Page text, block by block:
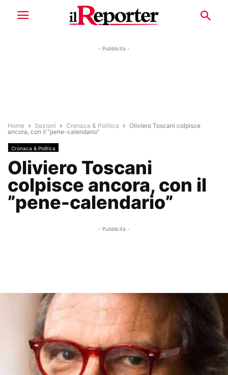
- Pubblicità -
Home Sezioni Cronaca & Politica
Oliviero Toscani colpisce
ancora, con il ”pene-calendario”
Cronaca & Politica
Oliviero Toscani
colpisce ancora, con il
”pene-calendario”
- Pubblicità -